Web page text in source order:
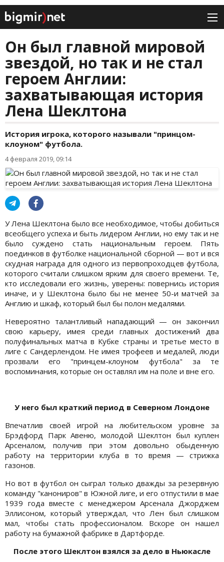
Он был главной мировой
звездой, но так и не стал
героем Англии:
захватывающая история
Лена Шеклтона
История игрока, которого называли "принцом-
клоуном" футбола.
4 февраля 2019, 09:14
У Лена Шеклтона было все необходимое, чтобы добиться
всеобщего успеха и быть лидером Англии, но ему так и не
было суждено стать национальным героем. Пять
поединков в футболке национальной сборной — вот и вся
скудная награда для одного из первопроходцев футбола,
которого считали слишком ярким для своего времени. Те,
кто исследовали его жизнь, уверены: повернись история
иначе, и у Шеклтона было бы не менее 50-и матчей за
Англию и шкаф, который был бы полон медалями.
Невероятно талантливый нападающий — он закончил
свою карьеру, имея среди главных достижений два
полуфинальных матча в Кубке страны и третье место в
лиге с Сандерлендом. Не имея трофеев и медалей, люди
прозвали его "принцем-клоуном футбола" за те
воспоминания, которые он оставлял им на поле и вне его.
У него был краткий период в Северном Лондоне
Впечатлив своей игрой на любительском уровне за
Брэдфорд Парк Авеню, молодой Шеклтон был куплен
Арсеналом, получив при этом довольно обыденную
работу на территории клуба в то время — стрижка
газонов.
Но вот в футбол он сыграл только дважды за резервную
команду "канониров" в Южной лиге, и его отпустили в мае
1939 года вместе с менеджером Арсенала Джорджем
Эллисоном, который утверждал, что Лен был слишком
мал, чтобы стать профессионалом. Вскоре он нашел
работу на бумажной фабрике в Дартфорде.
После этого Шеклтон взялся за дело в Ньюкасле